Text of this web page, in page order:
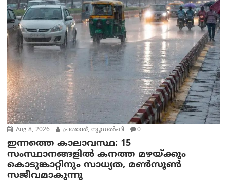
Aug 8, 2026 പ്രശാന്ത്, ന്യൂഡല്‍ഹി 0
ഇന്നത്തെ കാലാവസ്ഥ: 15
സംസ്ഥാനങ്ങളിൽ കനത്ത മഴയ്ക്കും
കൊടുങ്കാറ്റിനും സാധ്യത, മൺസൂൺ
സജീവമാകുന്നു